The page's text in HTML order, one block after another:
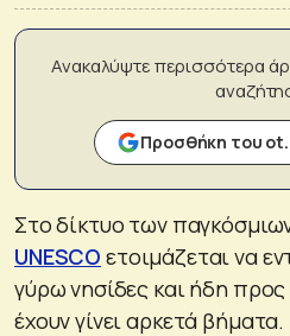
Ανακαλύψτε περισσότερα
Προσθήκη του
Στο δίκτυο των
UNESCO ετοιμάζεται να
γύρω νησίδες και ήδη
έχουν γίνει αρκετά βήματα.